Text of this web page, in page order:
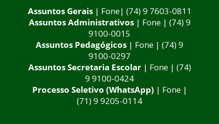
Assuntos Gerais | Fone| (74) 9 7603-0811
Assuntos Administrativos | Fone | (74) 9
9100-0015
Assuntos Pedagógicos | Fone | (74) 9
9100-0297
Assuntos Secretaria Escolar| Fone | (74)
9 9100-0424
Processo Seletivo (WhatsApp) | Fone |
(71) 9 9205-0114